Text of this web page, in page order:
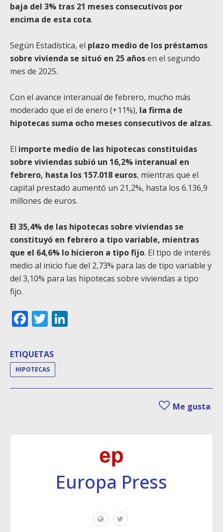
baja del 3% tras 21 meses consecutivos por
encima de esta cota.
Según Estadística, el plazo medio de los préstamos
sobre vivienda se situó en 25 añosen el segundo
mes de 2025.
Con el avance interanual de febrero, mucho más
moderado que el de enero (+11%), la firma de
hipotecas suma ocho meses consecutivos de alzas.
El importe medio de las hipotecas constituidas
sobre viviendas subió un 16,2% interanual en
febrero, hasta los 157.018 euros, mientras que el
capital prestado aumentó un 21,2%, hasta los 6.136,9
millones de euros.
El 35,4% de las hipotecas sobre viviendas se
constituyó en febrero a tipo variable, mientras
que el 64,6% lo hicieron a tipo fijo. El tipo de interés
medio al inicio fue del 2,73% para las de tipo variable y
del 3,10% para las hipotecas sobre viviendas a tipo
fijo.
Facebook
Twitter
ETIQUETAS
HIPOTECAS
Me gusta
Europa Press